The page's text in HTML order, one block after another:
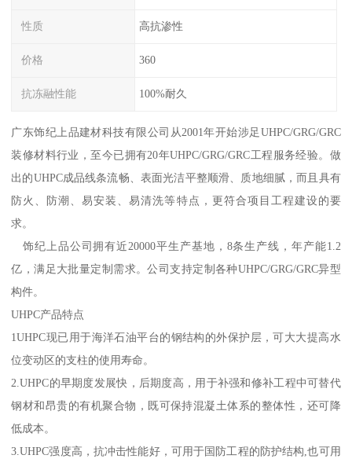
性质 高抗渗性
价格 360
抗冻融性能 100%耐久
广东饰纪上品建材科技有限公司从2001年开始涉足UHPC/GRG/GRC
装修材料行业，至今已拥有20年UHPC/GRG/GRC工程服务经验。做
出的UHPC成品线条流畅、表面光洁平整顺滑、质地细腻，而且具有
防火、防潮、易安装、易清洗等特点，更符合项目工程建设的要
求。
饰纪上品公司拥有近20000平生产基地，8条生产线，年产能1.2
亿，满足大批量定制需求。公司支持定制各种UHPC/GRG/GRC异型
构件。
UHPC产品特点
1UHPC现已用于海洋石油平台的钢结构的外保护层，可大大提高水
位变动区的支柱的使用寿命。
2.UHPC的早期度发展快，后期度高，用于补强和修补工程中可替代
钢材和昂贵的有机聚合物，既可保持混凝土体系的整体性，还可降
低成本。
3.UHPC强度高，抗冲击性能好，可用于国防工程的防护结构,也可用